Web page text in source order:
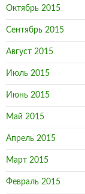
Октябрь 2015
Сентябрь 2015
Август 2015
Июль 2015
Июнь 2015
Май 2015
Апрель 2015
Март 2015
Февраль 2015